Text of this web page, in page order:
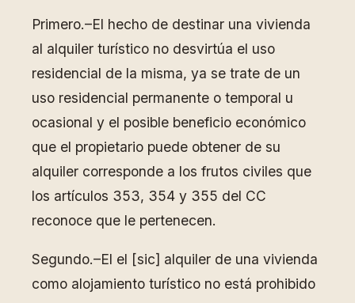
Primero.–El hecho de destinar una vivienda
al alquiler turístico no desvirtúa el uso
residencial de la misma, ya se trate de un
uso residencial permanente o temporal u
ocasional y el posible beneficio económico
que el propietario puede obtener de su
alquiler corresponde a los frutos civiles que
los artículos 353, 354 y 355 del CC
reconoce que le pertenecen.
Segundo.–El el [sic] alquiler de una vivienda
como alojamiento turístico no está prohibido